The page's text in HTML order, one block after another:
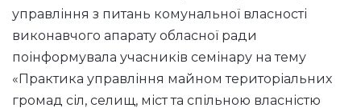
управління з питань комунальної власності
виконавчого апарату обласної ради
поінформувала учасників семінару на тему
«Практика управління майном територіальних
громад сіл, селищ, міст та спільною власністю